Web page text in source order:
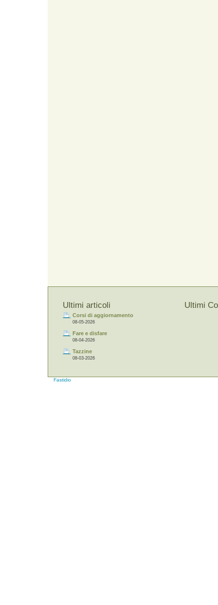
Ultimi articoli
Corsi di aggiornamento
08-05-2026
Fare e disfare
08-04-2026
Tazzine
08-03-2026
Ultimi
Fastidio